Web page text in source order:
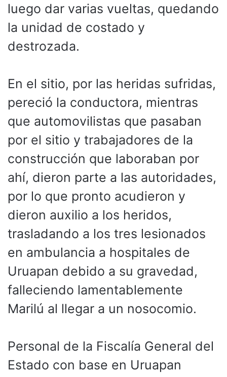
luego dar varias vueltas, quedando
la unidad de costado y
destrozada.
En el sitio, por las heridas sufridas,
pereció la conductora, mientras
que automovilistas que pasaban
por el sitio y trabajadores de la
construcción que laboraban por
ahí, dieron parte a las autoridades,
por lo que pronto acudieron y
dieron auxilio a los heridos,
trasladando a los tres lesionados
en ambulancia a hospitales de
Uruapan debido a su gravedad,
falleciendo lamentablemente
Marilú al llegar a un nosocomio.
Personal de la Fiscalía General del
Estado con base en Uruapan